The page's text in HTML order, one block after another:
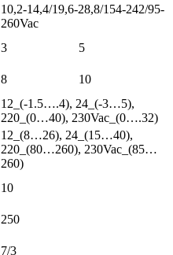
10,2-14,4/19,6-28,8/154-242/95-
260Vac
3
5
8 10
12_(-1.5….4), 24_(-3…5),
220_(0…40), 230Vac_(0….32)
12_(8…26), 24_(15…40),
220_(80…260), 230Vac_(85…
260)
10
250
7/3